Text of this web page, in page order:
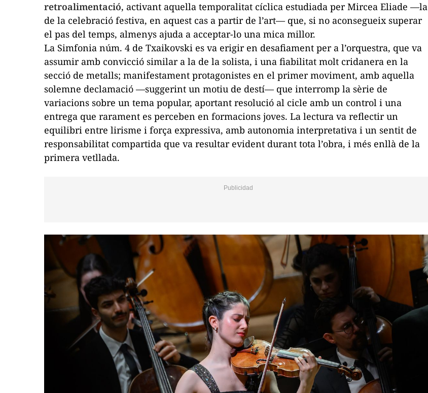
retroalimentació, activant aquella temporalitat cíclica estudiada per Mircea Eliade —la
de la celebració festiva, en aquest cas a partir de l’art— que, si no aconsegueix superar
el pas del temps, almenys ajuda a acceptar-lo una mica millor.
La Simfonia núm. 4 de Txaikovski es va erigir en desafiament per a l’orquestra, que va
assumir amb convicció similar a la de la solista, i una fiabilitat molt cridanera en la
secció de metalls; manifestament protagonistes en el primer moviment, amb aquella
solemne declamació —suggerint un motiu de destí— que interromp la sèrie de
variacions sobre un tema popular, aportant resolució al cicle amb un control i una
entrega que rarament es perceben en formacions joves. La lectura va reflectir un
equilibri entre lirisme i força expressiva, amb autonomia interpretativa i un sentit de
responsabilitat compartida que va resultar evident durant tota l’obra, i més enllà de la
primera vetllada.